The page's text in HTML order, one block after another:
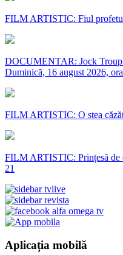
FILM ARTISTIC: Fiul
DOCUMENTAR: Jock Troup
Duminică, 16 august 2026,
FILM ARTISTIC: O stea
FILM ARTISTIC: Prințesă de
21
Aplicația mobilă